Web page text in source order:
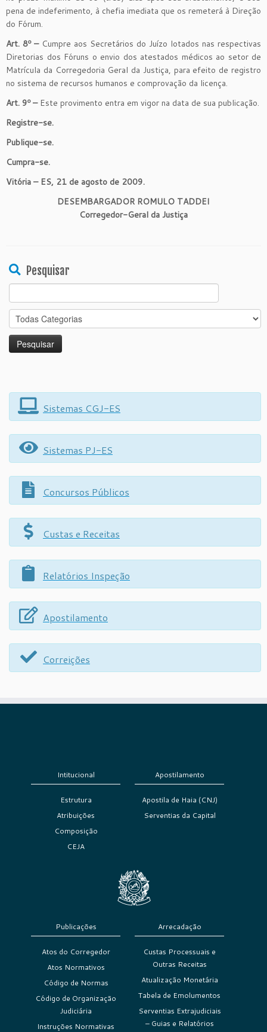
pena de indeferimento, à chefia imediata que os remeterá à Direção
do Fórum.
Art. 8º –Cumpre aos Secretários do Juízo lotados nas respectivas
Diretorias dos Fóruns o envio dos atestados médicos ao setor de
Matrícula da Corregedoria Geral da Justiça, para efeito de registro
no sistema de recursos humanos e comprovação da licença.
Art. 9º –Este provimento entra em vigor na data de sua publicação.
Registre-se.
Publique-se.
Cumpra-se.
Vitória – ES, 21 de agosto de 2009.
DESEMBARGADOR ROMULO TADDEI
Corregedor-Geral da Justiça
Pesquisar
Search
for:
Sistemas CGJ-ES
Sistemas PJ-ES
Concursos Públicos
Custas e Receitas
Relatórios Inspeção
Apostilamento
Correições
Intitucional
Estrutura
Atribuições
Composição
CEJA
Apostilamento
Apostila de Haia (CNJ)
Serventias da Capital
Publicações
Atos do Corregedor
Atos Normativos
Código de Normas
Código de Organização
Judiciária
Instruções Normativas
Arrecadação
Custas Processuais e
Outras Receitas
Atualização Monetária
Tabela de Emolumentos
Serventias Extrajudiciais
– Guias e Relatórios